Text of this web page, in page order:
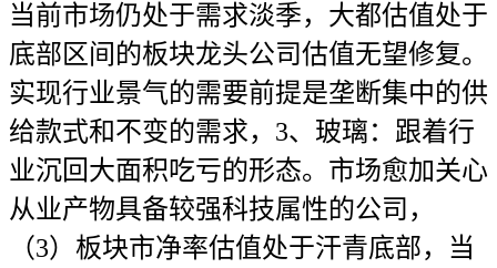
当前市场仍处于需求淡季，大都估值处于
底部区间的板块龙头公司估值无望修复。
实现行业景气的需要前提是垄断集中的供
给款式和不变的需求，3、玻璃：跟着行
业沉回大面积吃亏的形态。市场愈加关心
从业产物具备较强科技属性的公司，
（3）板块市净率估值处于汗青底部，当